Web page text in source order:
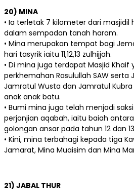
20) MINA
• Ia terletak 7 kilometer dari
dalam sempadan tanah haram.
• Mina merupakan tempat bagi
hari tasyrik iaitu 11,12,13 zulhijjah.
• Di mina juga terdapat Masjid
perkhemahan Rasulullah SAW serta
Jamratul Wusta dan Jamratul
anak anak batu.
• Bumi mina juga telah menjadi
perjanjian aqabah, iaitu baiah antara
golongan ansar pada tahun 12 dan
• Kini, mina terbahagi kepada tiga
Jamarat, Mina Muaisim dan Mina
21) JABAL THUR